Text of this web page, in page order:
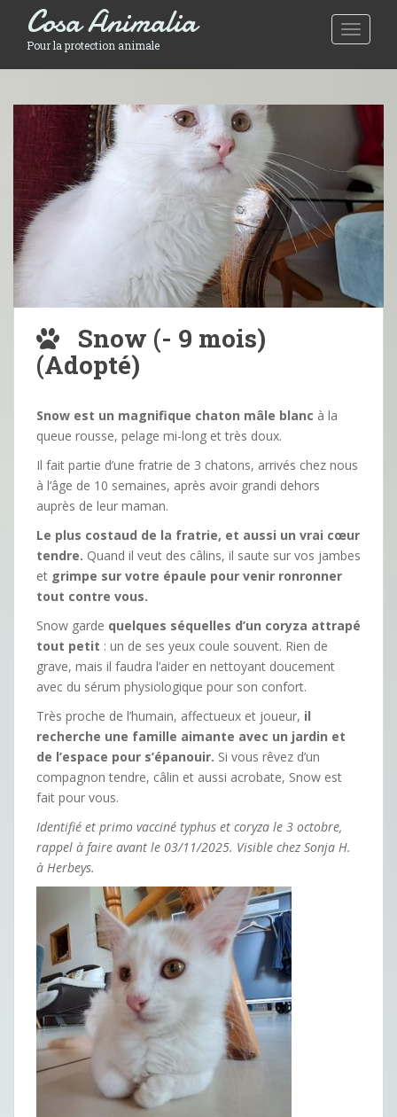
Toggle
Cosa Animalia
Pour la protection animale
Snow (- 9 mois)
(Adopté)
Snow est un magnifique chaton mâle blanc à la
queue rousse, pelage mi-long et très doux.
Il fait partie d’une fratrie de 3 chatons, arrivés chez nous
à l’âge de 10 semaines, après avoir grandi dehors
auprès de leur maman.
Le plus costaud de la fratrie, et aussi un vrai cœur
tendre. Quand il veut des câlins, il saute sur vos jambes
et grimpe sur votre épaule pour venir ronronner
tout contre vous.
Snow garde quelques séquelles d’un coryza attrapé
tout petit : un de ses yeux coule souvent. Rien de
grave, mais il faudra l’aider en nettoyant doucement
avec du sérum physiologique pour son confort.
Très proche de l’humain, affectueux et joueur, il
recherche une famille aimante avec un jardin et
de l’espace pour s’épanouir. Si vous rêvez d’un
compagnon tendre, câlin et aussi acrobate, Snow est
fait pour vous.
Identifié et primo vacciné typhus et coryza le 3 octobre,
rappel à faire avant le 03/11/2025. Visible chez Sonja H.
à Herbeys.